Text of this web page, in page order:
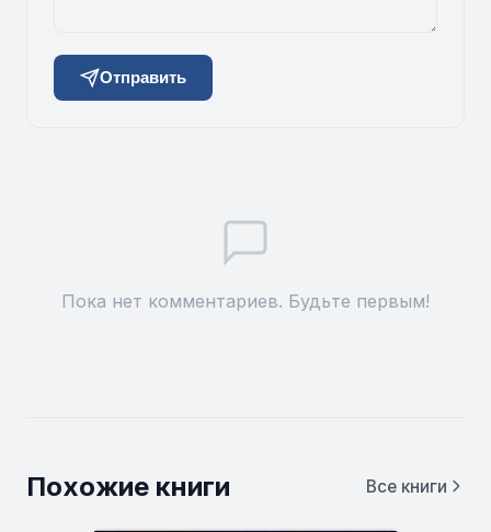
Отправить
Пока нет комментариев. Будьте первым!
Похожие книги Все книги